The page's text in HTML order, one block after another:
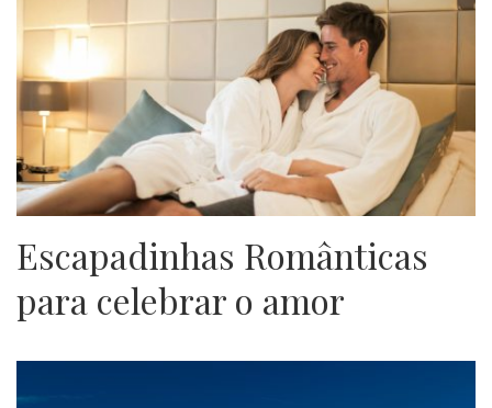
Escapadinhas Românticas
para celebrar o amor